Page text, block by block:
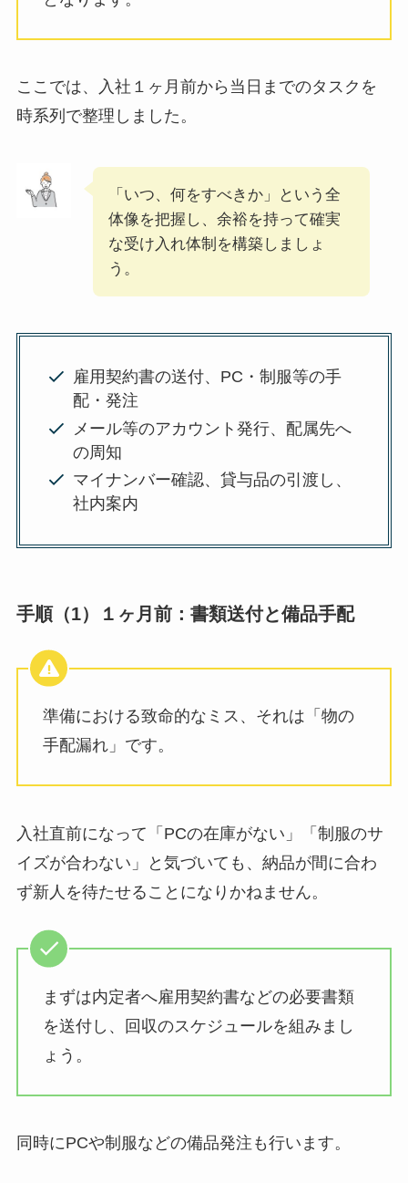
ここでは、入社１ヶ月前から当日までのタスクを
時系列で整理しました。
「いつ、何をすべきか」という全
体像を把握し、余裕を持って確実
な受け入れ体制を構築しましょ
う。
雇用契約書の送付、PC・制服等の手
配・発注
メール等のアカウント発行、配属先へ
の周知
マイナンバー確認、貸与品の引渡し、
社内案内
手順（1）１ヶ月前：書類送付と備品手配
準備における致命的なミス、それは「物の
手配漏れ」です。
入社直前になって「PCの在庫がない」「制服のサ
イズが合わない」と気づいても、納品が間に合わ
ず新人を待たせることになりかねません。
まずは内定者へ雇用契約書などの必要書類
を送付し、回収のスケジュールを組みまし
ょう。
同時にPCや制服などの備品発注も行います。